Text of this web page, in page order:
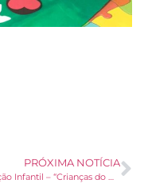
PRÓXIMA NOTÍCIA
Educação Infantil – “Crianças do Mundo”